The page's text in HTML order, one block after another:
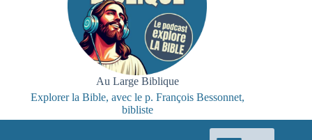
Au Large Biblique
Explorer la Bible, avec le p. François Bessonnet,
bibliste